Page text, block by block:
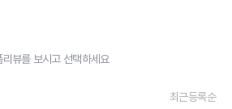
뷰를 보시고 선택하세요
최근등록순